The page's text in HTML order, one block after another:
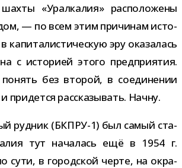
«Уралкалия» рас­по­ло­жены
— по всем этим при­чи­нам исто­
капи­та­ли­сти­че­скую эру ока­за­лась
с исто­рией этого пред­при­я­тия.
без вто­рой, в соеди­не­нии
при­дется рас­ска­зы­вать. Начну.
руд­ник (БКПРУ-1) был самый ста­
тут нача­лась ещё в 1954 г.
сути, в город­ской черте, на окра­